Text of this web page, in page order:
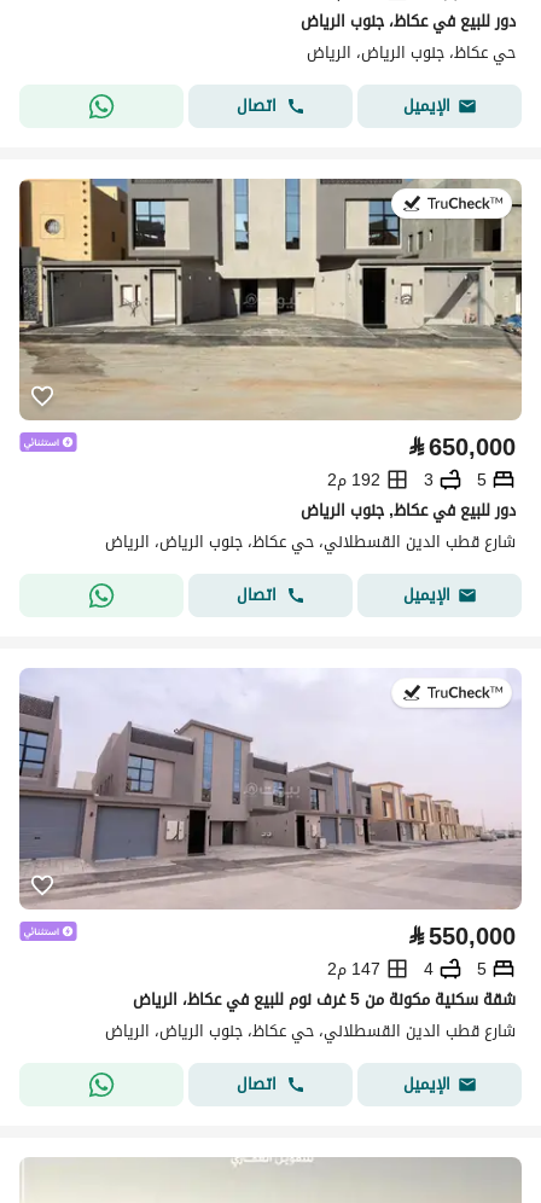
دور للبيع في عكاظ، جنوب الرياض
حي عكاظ، جنوب الرياض، الرياض
الإيميل
اتصال
في:13 يوليو 2026
⃁650,000
5
3
192 م2
دور للبيع في عكاظ, جنوب الرياض
شارع قطب الدين القسطلاني، حي عكاظ، جنوب الرياض، الرياض
الإيميل
اتصال
⃁550,000
5
4
147 م2
شقة سكنية مكونة من 5 غرف نوم للبيع في عكاظ، الرياض
شارع قطب الدين القسطلاني، حي عكاظ، جنوب الرياض، الرياض
الإيميل
اتصال